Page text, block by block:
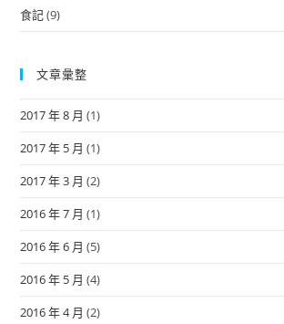
食記(9)
文章彙整
2017 年 8 月 (1)
2017 年 5 月 (1)
2017 年 3 月 (2)
2016 年 7 月 (1)
2016 年 6 月 (5)
2016 年 5 月 (4)
2016 年 4 月 (2)